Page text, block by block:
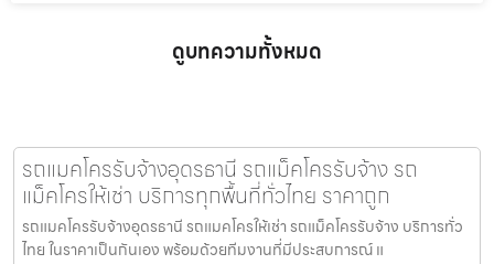
ดูบทความทั้งหมด
รถแมคโครรับจ้างอุดรธานี รถแม็คโครรับจ้าง รถ
แม็คโครให้เช่า บริการทุกพื้นที่ทั่วไทย ราคาถูก
รถแมคโครรับจ้างอุดรธานี รถแมคโครให้เช่า รถแม็คโครรับจ้าง บริการทั่ว
ไทย ในราคาเป็นกันเอง พร้อมด้วยทีมงานที่มีประสบการณ์ แ